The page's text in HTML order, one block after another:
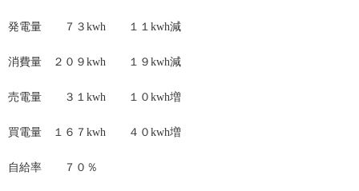
発電量 ７３kwh １１kwh減
消費量 ２０９kwh １９kwh減
売電量 ３１kwh １０kwh増
買電量 １６７kwh ４０kwh増
自給率 ７０％